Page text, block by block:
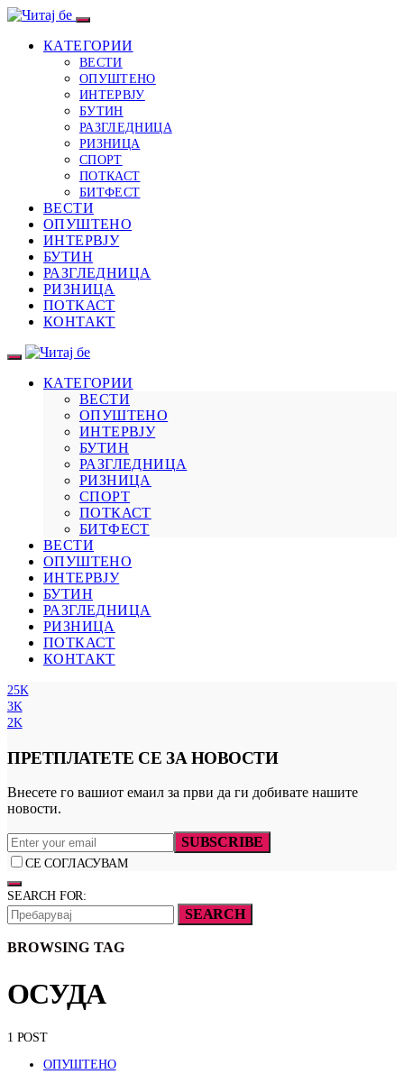
КАТЕГОРИИ
ВЕСТИ
ОПУШТЕНО
ИНТЕРВЈУ
БУТИН
РАЗГЛЕДНИЦА
РИЗНИЦА
СПОРТ
ПОТКАСТ
БИТФЕСТ
ВЕСТИ
ОПУШТЕНО
ИНТЕРВЈУ
БУТИН
РАЗГЛЕДНИЦА
РИЗНИЦА
ПОТКАСТ
КОНТАКТ
КАТЕГОРИИ
ВЕСТИ
ОПУШТЕНО
ИНТЕРВЈУ
БУТИН
РАЗГЛЕДНИЦА
РИЗНИЦА
СПОРТ
ПОТКАСТ
БИТФЕСТ
ВЕСТИ
ОПУШТЕНО
ИНТЕРВЈУ
БУТИН
РАЗГЛЕДНИЦА
РИЗНИЦА
ПОТКАСТ
КОНТАКТ
25K
3K
2K
ПРЕТПЛАТЕТЕ СЕ ЗА НОВОСТИ
Внесете го вашиот емаил за први да ги добивате нашите
новости.
SUBSCRIBE
СЕ СОГЛАСУВАМ
SEARCH FOR:
SEARCH
BROWSING TAG
ОСУДА
1 POST
ОПУШТЕНО